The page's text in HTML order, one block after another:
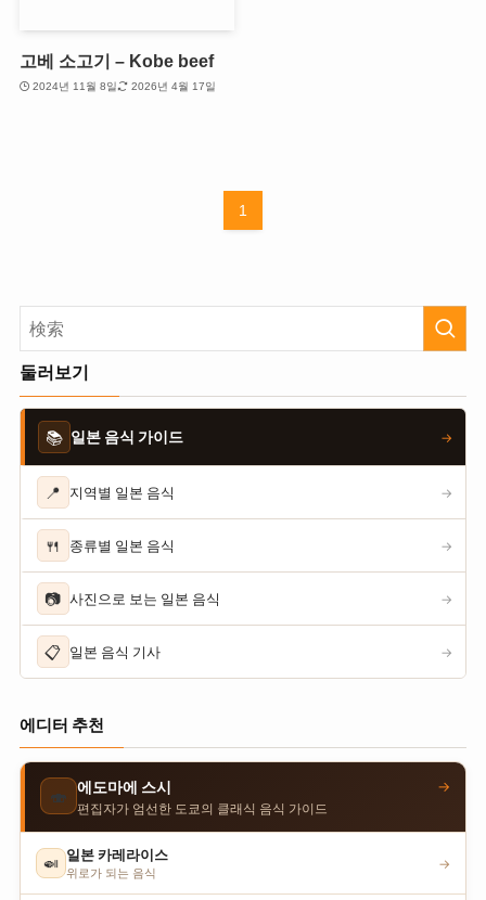
고베 소고기 – Kobe beef
2024년 11월 8일 2026년 4월 17일
1
둘러보기
📚 일본 음식 가이드 →
📍 지역별 일본 음식 →
🍴 종류별 일본 음식 →
📷 사진으로 보는 일본 음식 →
📋 일본 음식 기사 →
에디터 추천
🍣 에도마에 스시
편집자가 엄선한 도쿄의 클래식 음식 가이드
→
🍛 일본 카레라이스
위로가 되는 음식
→